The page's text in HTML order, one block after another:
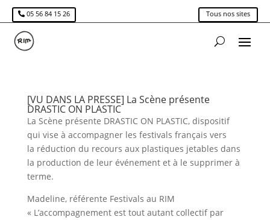
05 56 84 15 26 Tous nos sites
[VU DANS LA PRESSE] La Scène présente
DRASTIC ON PLASTIC
La Scène présente DRASTIC ON PLASTIC, dispositif
qui vise à accompagner les festivals français vers
la réduction du recours aux plastiques jetables dans
la production de leur événement et à le supprimer à
terme.
Madeline, référente Festivals au RIM
« L’accompagnement est tout autant collectif par